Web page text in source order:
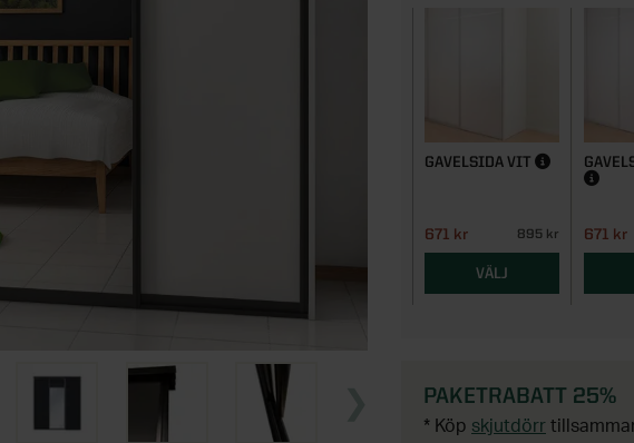
GAVELSIDA VIT
671 kr 895 kr
VÄLJ
671 kr
PAKETRABATT 25%
* Köp skjutdörr